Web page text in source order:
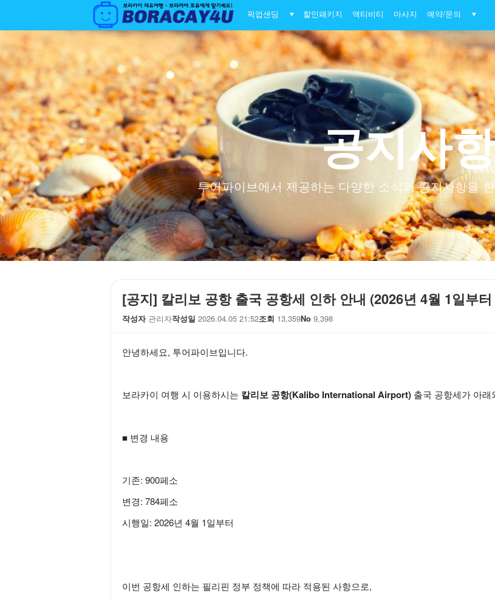
픽업샌딩 ▼ 할인패키지 액티비티 마사지 예약/문의 ▼
공지사항
투어파이브에서 제공하는 다양한 소식과 공지사항을
[공지] 칼리보 공항 출국 공항세 인하 안내 (2026년 4월 1일부
작성자관리자작성일 2026.04.05 21:52조회 13,359No 9,398
안녕하세요, 투어파이브입니다.
보라카이 여행 시 이용하시는 칼리보 공항(Kalibo International Airport) 출국 공항세가 아
■ 변경 내용
기존: 900페소
변경: 784페소
시행일: 2026년 4월 1일부터
이번 공항세 인하는 필리핀 정부 정책에 따라 적용된 사항으로,